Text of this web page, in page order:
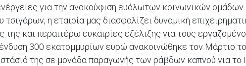
για την ανακούφιση ευάλωτων κοινωνικών ομάδων
η εταιρία μας διασφαλίζει δυναμική
της και περαιτέρω ευκαιρίες εξέλιξης για τους
300 εκατομμυρίων ευρώ ανακοινώθηκε τον Μάρτιο
της σε μονάδα παραγωγής των ράβδων καπνού για το